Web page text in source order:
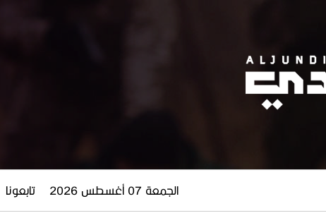
الجمعة 07 أغسطس 2026 تابعونا